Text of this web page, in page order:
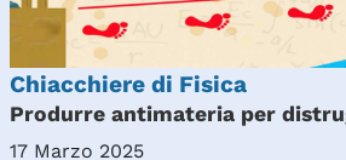
Chiacchiere di Fisica
Produrre antimateria per
17 Marzo 2025